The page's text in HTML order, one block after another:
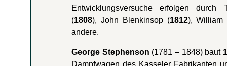
Entwicklungsversuche erfolgen durch
(1808), John Blenkinsop (1812), William
andere.
George Stephenson (1781 – 1848) baut
Dampfwagen des Kasseler Fabrikanten